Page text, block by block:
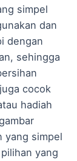
simpel
dan
dengan
sehingga
cocok
hadiah
yang simpel
yang